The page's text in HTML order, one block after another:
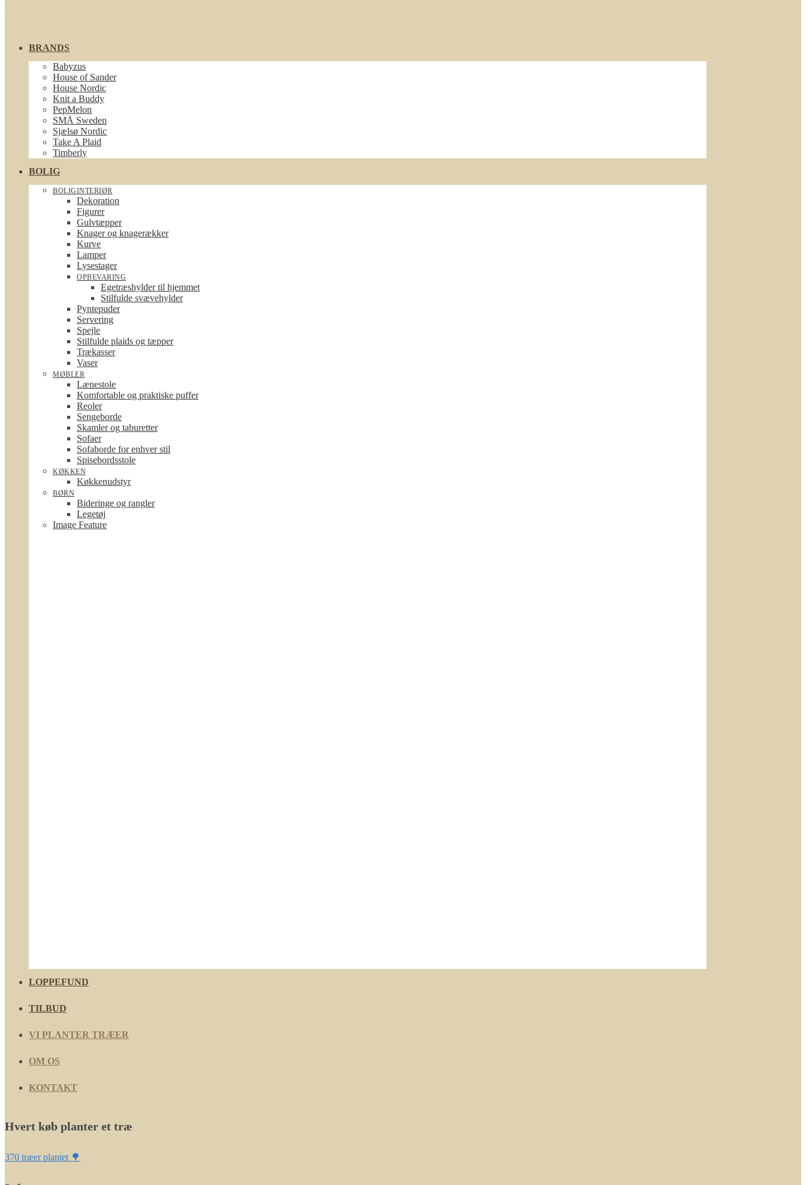
BRANDS
Babyzus
House of Sander
House Nordic
Knit a Buddy
PepMelon
SMÅ Sweden
Sjælsø Nordic
Take A Plaid
Timberly
BOLIG
BOLIGINTERIØR
Dekoration
Figurer
Gulvtæpper
Knager og knagerækker
Kurve
Lamper
Lysestager
OPBEVARING
Egetræshylder til hjemmet
Stilfulde svævehylder
Pyntepuder
Servering
Spejle
Stilfulde plaids og tæpper
Trækasser
Vaser
MØBLER
Lænestole
Komfortable og praktiske puffer
Reoler
Sengeborde
Skamler og taburetter
Sofaer
Sofaborde for enhver stil
Spisebordsstole
KØKKEN
Køkkenudstyr
BØRN
Bideringe og rangler
Legetøj
Image Feature
LOPPEFUND
TILBUD
VI PLANTER TRÆER
OM OS
KONTAKT
Hvert køb planter et træ
370 træer plantet 🌳